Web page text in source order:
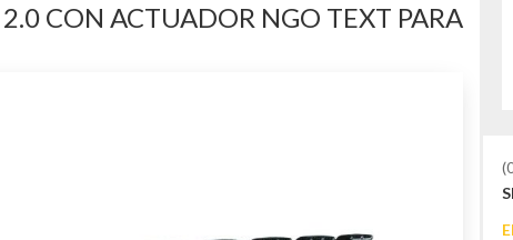
2.0 CON ACTUADOR NGO TEXT PARA